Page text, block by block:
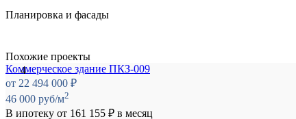
Планировка и фасады
Похожие проекты
Коммерческое здание ПКЗ-009
от 22 494 000 ₽
46 000 руб/м2
В ипотеку от 161 155 ₽ в месяц